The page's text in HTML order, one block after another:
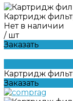
Картридж
Нет в наличии
/ шт
Заказать
Картридж
Заказать